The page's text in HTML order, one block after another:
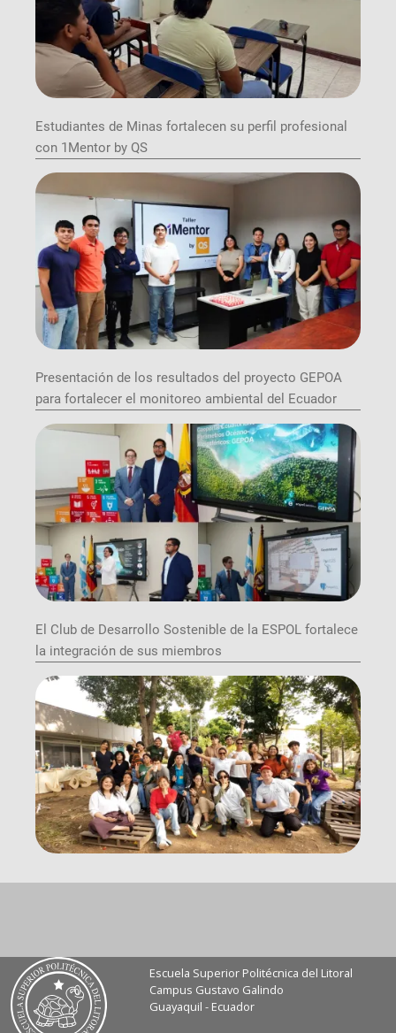
Estudiantes de Minas fortalecen su perfil profesional
con 1Mentor by QS
Presentación de los resultados del proyecto GEPOA
para fortalecer el monitoreo ambiental del Ecuador
El Club de Desarrollo Sostenible de la ESPOL fortalece
la integración de sus miembros
Escuela Superior Politécnica del Litoral
Campus Gustavo Galindo
Guayaquil - Ecuador